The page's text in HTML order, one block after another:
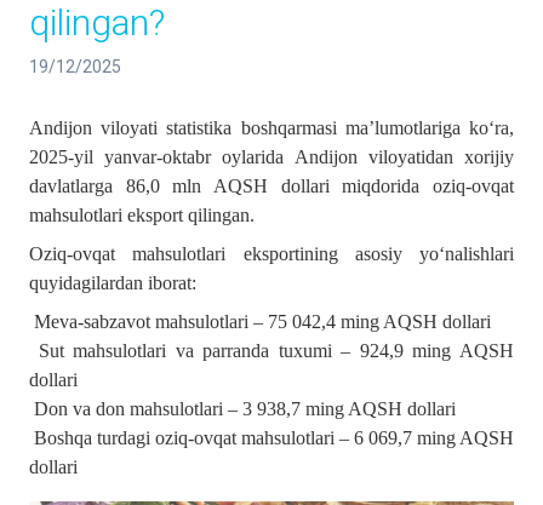
qilingan?
19/12/2025
Andijon viloyati statistika boshqarmasi ma’lumotlariga ko‘ra,
2025-yil yanvar-oktabr oylarida Andijon viloyatidan xorijiy
davlatlarga 86,0 mln AQSH dollari miqdorida oziq-ovqat
mahsulotlari eksport qilingan.
Oziq-ovqat mahsulotlari eksportining asosiy yo‘nalishlari
quyidagilardan iborat:
Meva-sabzavot mahsulotlari – 75 042,4 ming AQSH dollari
Sut mahsulotlari va parranda tuxumi – 924,9 ming AQSH
dollari
Don va don mahsulotlari – 3 938,7 ming AQSH dollari
Boshqa turdagi oziq-ovqat mahsulotlari – 6 069,7 ming AQSH
dollari